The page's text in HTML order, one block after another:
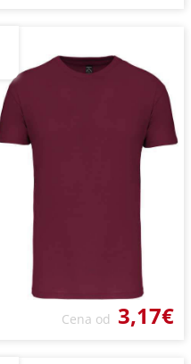
Cena od 3,17€